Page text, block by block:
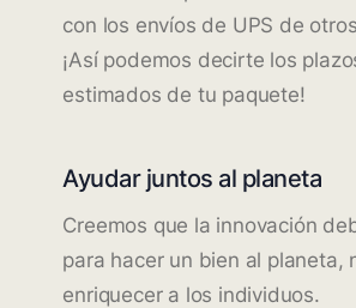
con los envíos de UPS de
¡Así podemos decirte los
estimados de tu paquete!
Ayudar juntos al planeta
Creemos que la innovación
para hacer un bien al planeta,
enriquecer a los individuos.